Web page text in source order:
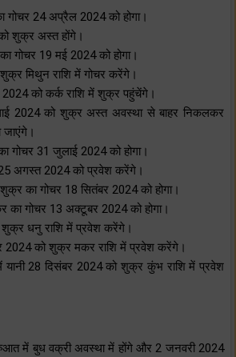
गोचर 24 अप्रैल 2024 को होगा।
शुक्र अस्त होंगे।
गोचर 19 मई 2024 को होगा।
मिथुन राशि में गोचर करेंगे।
को कर्क राशि में शुक्र पहुंचेंगे।
2024 को शुक्र अस्त अवस्था से बाहर निकलकर
गोचर 31 जुलाई 2024 को होगा।
25 अगस्त 2024 को प्रवेश करेंगे।
का गोचर 18 सितंबर 2024 को होगा।
का गोचर 13 अक्टूबर 2024 को होगा।
धनु राशि में प्रवेश करेंगे।
2024 को शुक्र मकर राशि में प्रवेश करेंगे।
28 दिसंबर 2024 को शुक्र कुंभ राशि में प्रवेश
में बुध वक्री अवस्था में होंगे और 2 जनवरी 2024